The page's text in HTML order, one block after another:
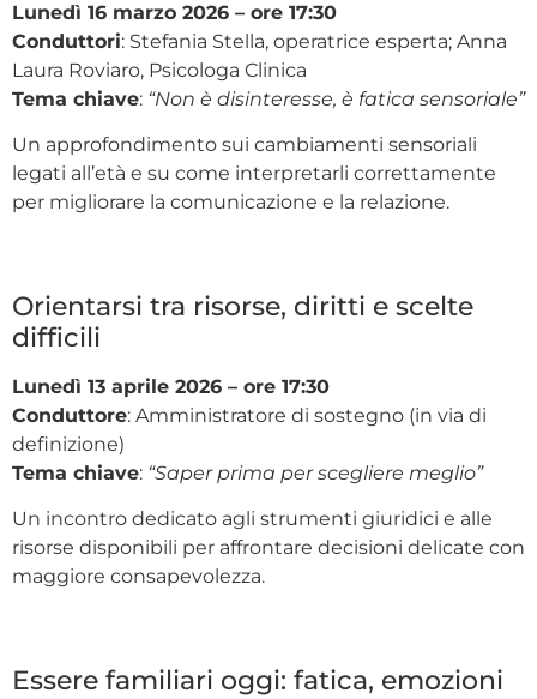
Lunedì 16 marzo 2026 – ore 17:30
Conduttori: Stefania Stella, operatrice esperta; Anna
Laura Roviaro, Psicologa Clinica
Tema chiave: “Non è disinteresse, è fatica sensoriale”
Un approfondimento sui cambiamenti sensoriali
legati all’età e su come interpretarli correttamente
per migliorare la comunicazione e la relazione.
Orientarsi tra risorse, diritti e scelte
difficili
Lunedì 13 aprile 2026 – ore 17:30
Conduttore: Amministratore di sostegno (in via di
definizione)
Tema chiave: “Saper prima per scegliere meglio”
Un incontro dedicato agli strumenti giuridici e alle
risorse disponibili per affrontare decisioni delicate con
maggiore consapevolezza.
Essere familiari oggi: fatica, emozioni